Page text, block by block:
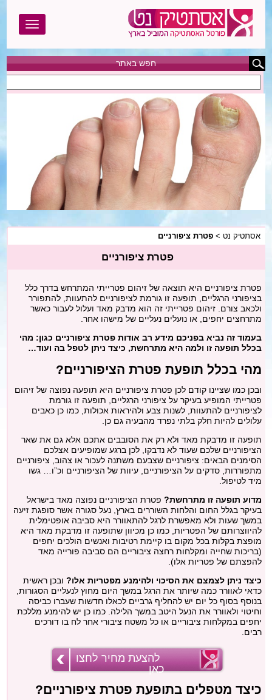
אסתטיק נט
בוטוקס
בודי טייט
הגדלת חזה
הצרת היקפים
המסת שומן
מתיחת צוואר
פילינג
הסרת משקפיים בלייזר
בלוג
חפש באתר
אסתטיק נט >פטרת ציפורניים
פטרת ציפורניים
פטרת ציפורניים היא תוצאה של זיהום פטרייתי המתרחש בדרך כלל
בציפורני הרגליים, תופעה זו גורמת לציפורניים להתעוות, להתפורר
ולכאב צורם. זיהום פטרייתי זה הוא מדבק מאד ועלול לעבור כאשר
מתרחצים יחפים, או נועלים נעליים של מישהו אחר.
בעמוד זה נביא בפניכם מידע רב אודות פטרת ציפורניים כגון: מהי
בכלל תופעה זו ולמה היא מתרחשת, כיצד ניתן לטפל בה ועוד…
מהי בכלל תופעת פטרת הציפורניים?
ובכן כמו שציינו קודם לכן פטרת ציפורניים היא תופעה נפוצה של זיהום
פטרייתי המופיע בעיקר על ציפורני הרגליים, תופעה זו גורמת
לציפורניים להתעוות, לשנות צבע ולהיראות אכולות, כמו כן כאבים
עלולים להיות חלק בלתי נפרד מהבעיה גם כן.
תופעה זו מדבקת מאד ולא רק את הסובבים אתכם אלא גם את שאר
הציפורניים שלכם שעוד לא נדבקו, לכן ברגע שמופיעים אצלכם
הסימנים הבאים: ציפורניים שצבעם משתנה לעכור או צהוב, ציפורניים
מתפוררות, סדקים על הציפורניים, עיוות של הציפורניים וכ”ו… גשו
מיד לטיפול.
מדוע תופעה זו מתרחשת? פטרת הציפורניים נפוצה מאד בישראל
בעיקר בגלל החום והלחות השוררים בארץ, נעל סגורה אשר סופגת זיעה
במשך שעות ולא מאפשרת לרגל להתאוורר היא סביבה אופטימלית
להיווצרותם של הפטריות, כמו כן מכיוון שתופעה זו מדבקת מאד היא
מופצת בקלות בכל מקום בו קיימת רטיבות ואנשים הולכים יחפים
(בריכות שחייה ומקלחות רחצה ציבוריים הם סביבה פורייה מאד
להפצתם של פטריות אלו).
כיצד ניתן לצמצם את הסיכוי ולהימנע מפטריות אלו? ובכן ראשית
כדאי לאוורר כמה שיותר את הרגל במשך היום מחוץ לנעליים הסגורות,
בנוסף בסוף כל יום יש להחליף גרביים לכאלו חדשות שעברו כביסה
וחיטוי ולאוורר את הנעל היטב במשך הלילה. כמו כן יש להימנע מללכת
יחפים במקלחות ציבוריים או כל משטח ציבורי אחר לח בו דורכים
רבים.
להצעת מחיר לחצו
כאן
כיצד מטפלים בתופעת פטרת ציפורניים?